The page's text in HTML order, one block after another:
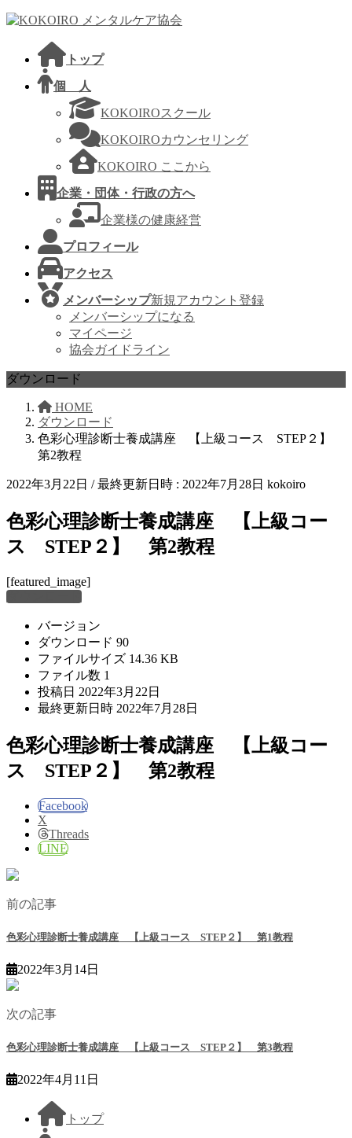
コ
ナ
トップ
個 人
KOKOIROスクール
KOKOIROカウンセリング
KOKOIRO ここから
企業・団体・行政の方へ
企業様の健康経営
プロフィール
アクセス
メンバーシップ新規アカウント登録
メンバーシップになる
マイページ
協会ガイドライン
ダウンロード
HOME
ダウンロード
色彩心理診断士養成講座 【上級コース STEP２】
第2教程
2022年3月22日 / 最終更新日時 : 2022年7月28日 kokoiro
色彩心理診断士養成講座 【上級コー
ス STEP２】 第2教程
[featured_image]
ダウンロード
バージョン
ダウンロード 90
ファイルサイズ 14.36 KB
ファイル数 1
投稿日 2022年3月22日
最終更新日時 2022年7月28日
色彩心理診断士養成講座 【上級コー
ス STEP２】 第2教程
Facebook
X
Threads
LINE
前の記事
色彩心理診断士養成講座 【上級コース STEP２】 第1教程
2022年3月14日
次の記事
色彩心理診断士養成講座 【上級コース STEP２】 第3教程
2022年4月11日
トップ